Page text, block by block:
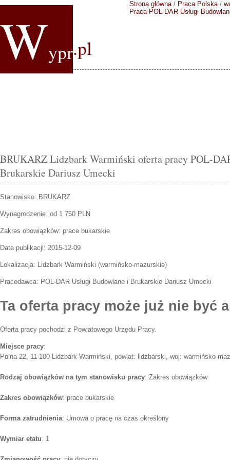
Wypr.pl
Strona główna/ Praca Polska/
Praca POL-DAR Usługi
BRUKARZ Lidzbark Warmiński oferta pracy POL-
Brukarskie Dariusz Umecki
Stanowisko: BRUKARZ
Wynagrodzenie: od 1 750 PLN
Zakres obowiązków: prace bukarskie
Data publikacji: 2015-12-09
Lokalizacja: Lidzbark Warmiński (warmińsko-mazurskie)
Pracodawca: POL-DAR Usługi Budowlane i Brukarskie Dariusz Umecki
Ta oferta pracy może już nie być
Oferta pracy pochodzi z Powiatowego Urzędu Pracy.
Miejsce pracy:
Polna 22, 11-100 Lidzbark Warmiński, powiat: lidzbarski, woj: warmińsko-
Rodzaj obowiązków na tym stanowisku pracy: Zakres obowiązków
Zakres obowiązków: prace bukarskie
Forma zatrudnienia: Umowa o pracę na czas określony
Wymiar etatu: 1